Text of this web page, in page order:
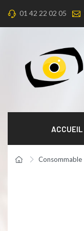
01 42 22 02 05
ACCUEIL
Consommable